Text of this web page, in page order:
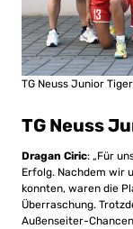
TG Neuss Junior
TG Neuss
Dragan Ciric: „Für
Erfolg. Nachdem wir
konnten, waren die
Überraschung.
Außenseiter-